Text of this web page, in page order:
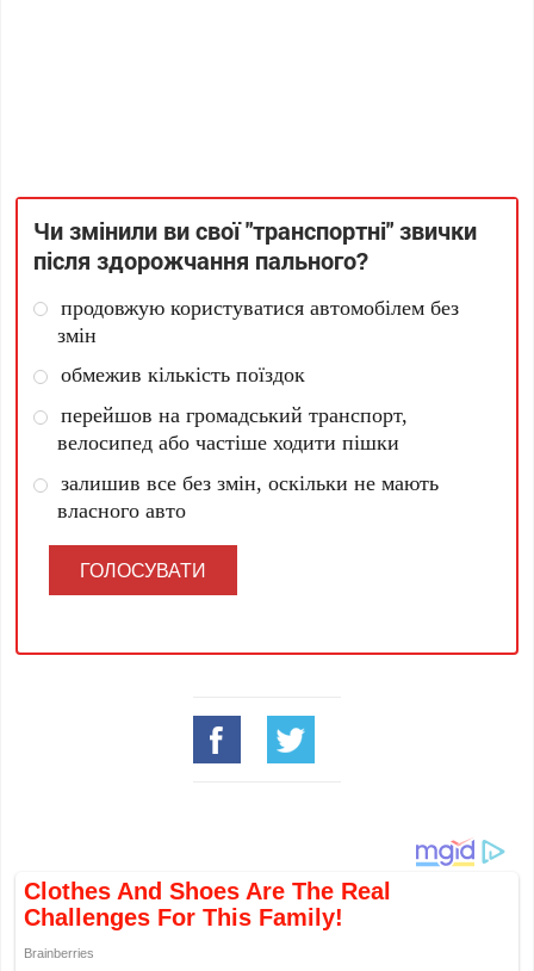
Чи змінили ви свої "транспортні" звички
після здорожчання пального?
продовжую користуватися автомобілем без
змін
обмежив кількість поїздок
перейшов на громадський транспорт,
велосипед або частіше ходити пішки
залишив все без змін, оскільки не мають
власного авто